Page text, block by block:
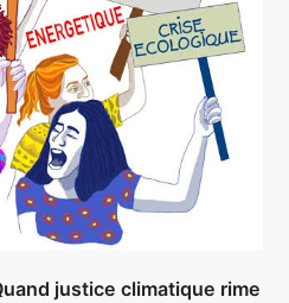
justice climatique rime